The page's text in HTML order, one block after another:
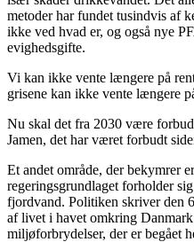
metoder har fundet tusindvis af
ikke ved hvad er, og også nye
evighedsgifte.
Vi kan ikke vente længere på
grisene kan ikke vente længere
Nu skal det fra 2030 være
Jamen, det har været forbudt
Et andet område, der bekymrer
regeringsgrundlaget forholder
fjordvand. Politiken skriver den
af livet i havet omkring
miljøforbrydelser, der er begået